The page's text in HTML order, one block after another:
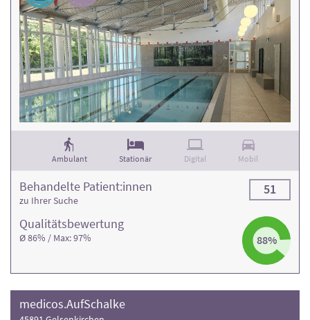
Ambulant Stationär Digital Mobil
Qualitäts­bewertung
Ø 86% / Max: 97% 88%
Behandelte Patient:innen
zu Ihrer Suche
51
medicos.AufSchalke